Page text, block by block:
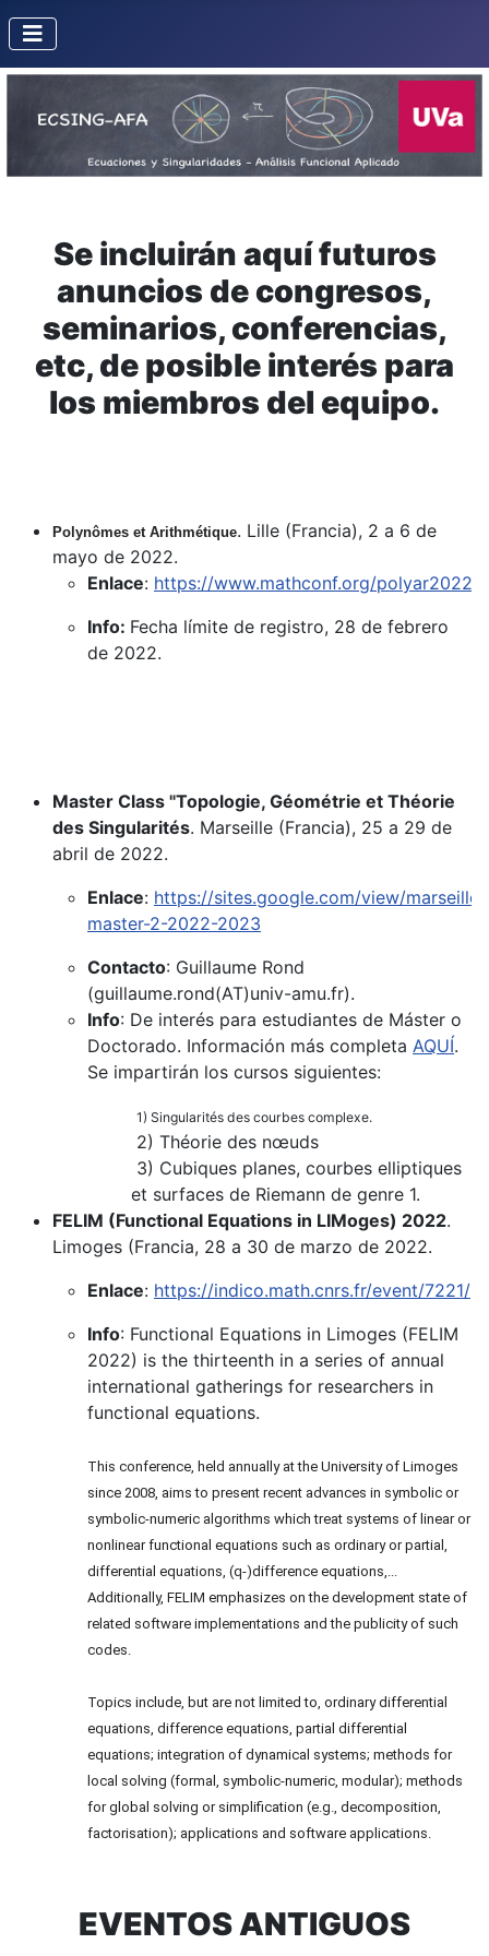
Se incluirán aquí futuros
anuncios de congresos,
seminarios, conferencias,
etc, de posible interés para
los miembros del equipo.
Polynômes et Arithmétique. Lille (Francia), 2 a 6 de
mayo de 2022.
Enlace: https://www.mathconf.org/polyar2022
Info: Fecha límite de registro, 28 de febrero
de 2022.
Master Class "Topologie, Géométrie et Théorie
des Singularités. Marseille (Francia), 25 a 29 de
abril de 2022.
Enlace: https://sites.google.com/view/marseille-
master-2-2022-2023
Contacto: Guillaume Rond
(guillaume.rond(AT)univ-amu.fr).
Info: De interés para estudiantes de Máster o
Doctorado. Información más completa AQUÍ.
Se impartirán los cursos siguientes:
1) Singularités des courbes complexe.
2) Théorie des nœuds
3) Cubiques planes, courbes elliptiques
et surfaces de Riemann de genre 1.
FELIM (Functional Equations in LIMoges) 2022.
Limoges (Francia, 28 a 30 de marzo de 2022.
Enlace: https://indico.math.cnrs.fr/event/7221/
Info: Functional Equations in Limoges (FELIM
2022) is the thirteenth in a series of annual
international gatherings for researchers in
functional equations.
This conference, held annually at the University of Limoges
since 2008, aims to present recent advances in symbolic or
symbolic-numeric algorithms which treat systems of linear or
nonlinear functional equations such as ordinary or partial,
differential equations, (q-)difference equations,...
Additionally, FELIM emphasizes on the development state of
related software implementations and the publicity of such
codes.
Topics include, but are not limited to, ordinary differential
equations, difference equations, partial differential
equations; integration of dynamical systems; methods for
local solving (formal, symbolic-numeric, modular); methods
for global solving or simplification (e.g., decomposition,
factorisation); applications and software applications.
EVENTOS ANTIGUOS